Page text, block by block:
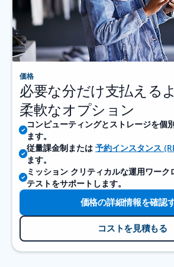
価格
必要な分だけ支払える
柔軟なオプション
コンピューティングとストレージを個
ます。
従量課金制または 予約インスタンス
ます。
ミッション クリティカルな運用ワー
テストをサポートします。
価格の詳細情報を確認
コストを見積もる